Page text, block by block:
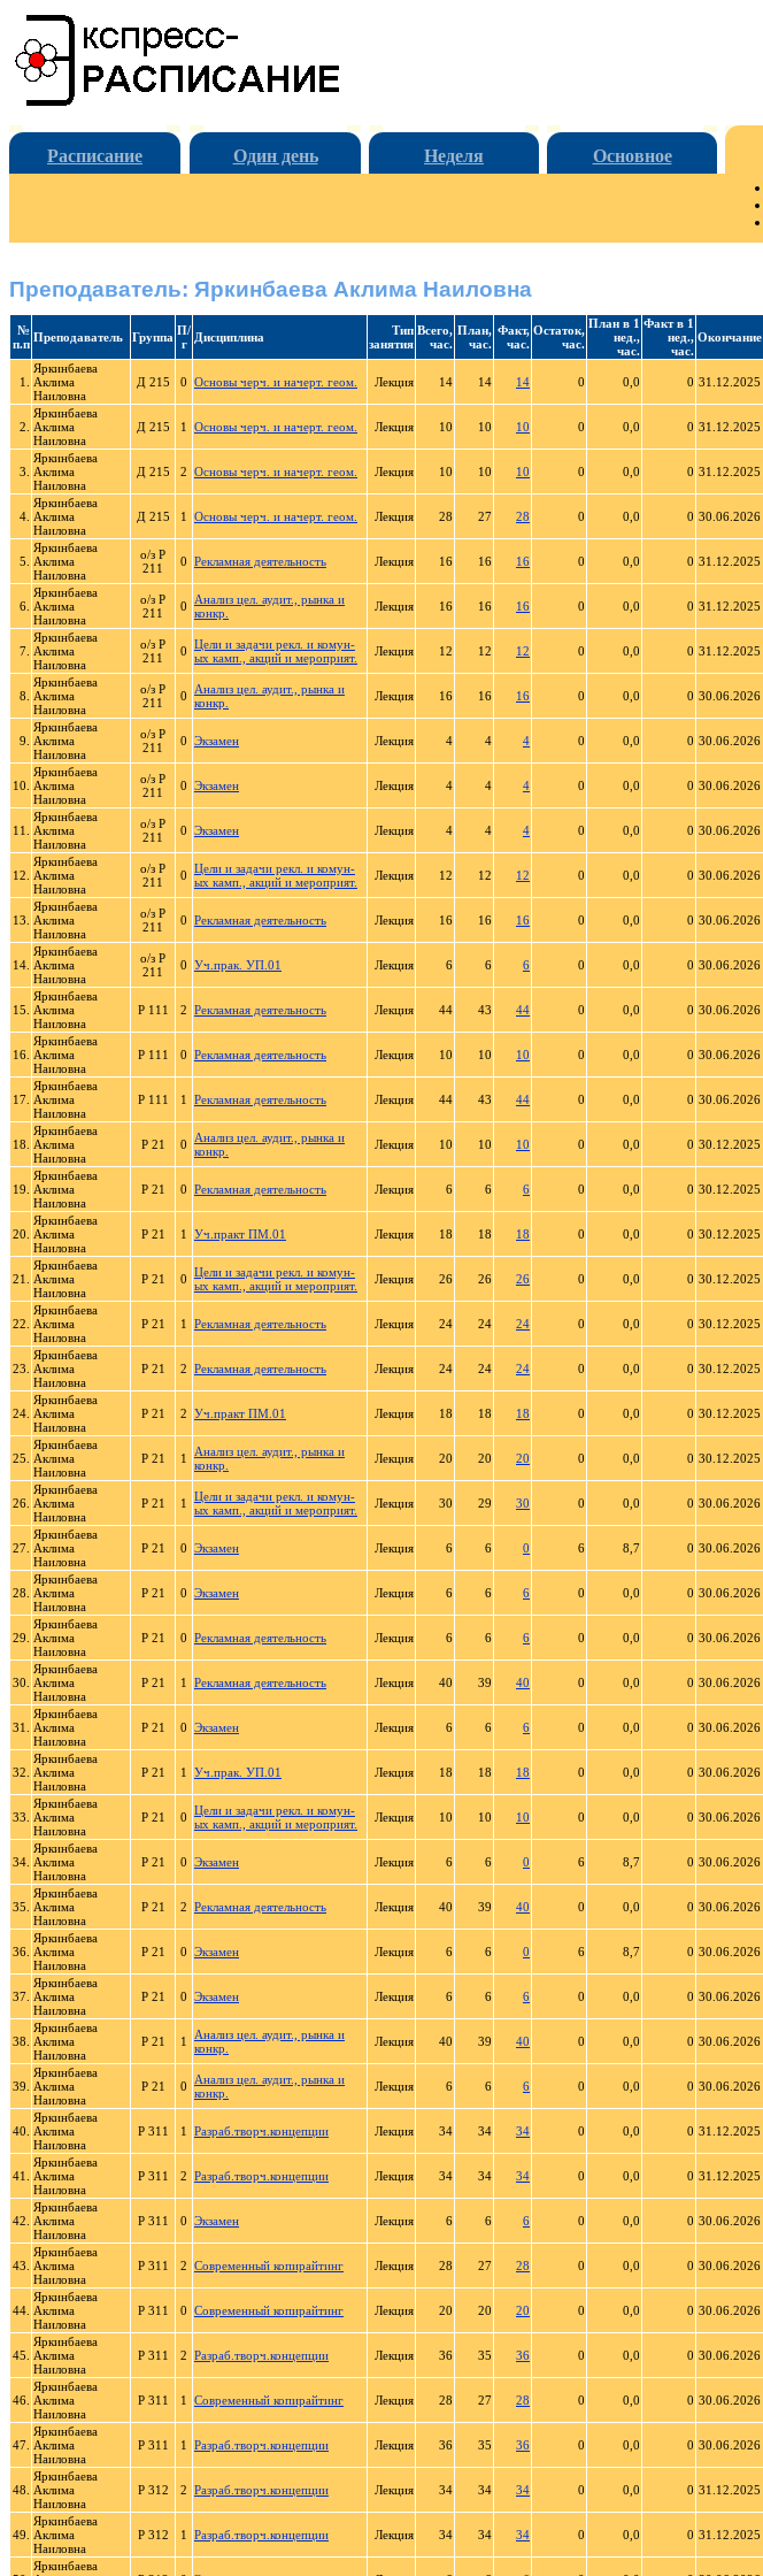
Расписание Один день Неделя Основное
Преподаватель: Яркинбаева Аклима Наиловна
№
п.п Преподаватель Группа П/
г
Дисциплина
Тип
занятия
Всего,
час.
План,
час.
Факт,
час.
Остаток,
час.
План в 1
нед.,
час.
Факт в 1
нед.,
час.
Окончание
1.
Яркинбаева
Аклима
Наиловна
Д 215 0 Основы черч. и начерт. геом. Лекция 14 14 14 0 0,0 0 31.12.2025
2.
Яркинбаева
Аклима
Наиловна
Д 215 1 Основы черч. и начерт. геом. Лекция 10 10 10 0 0,0 0 31.12.2025
3.
Яркинбаева
Аклима
Наиловна
Д 215 2 Основы черч. и начерт. геом. Лекция 10 10 10 0 0,0 0 31.12.2025
4.
Яркинбаева
Аклима
Наиловна
Д 215 1 Основы черч. и начерт. геом. Лекция 28 27 28 0 0,0 0 30.06.2026
5.
Яркинбаева
Аклима
Наиловна
о/з Р
211
0 Рекламная деятельность Лекция 16 16 16 0 0,0 0 31.12.2025
6.
Яркинбаева
Аклима
Наиловна
о/з Р
211
0
Анализ цел. аудит., рынка и
конкр.
Лекция 16 16 16 0 0,0 0 31.12.2025
7.
Яркинбаева
Аклима
Наиловна
о/з Р
211
0 Цели и задачи рекл. и комун-
ых камп., акций и мероприят.
Лекция 12 12 12 0 0,0 0 31.12.2025
8.
Яркинбаева
Аклима
Наиловна
о/з Р
211
0
Анализ цел. аудит., рынка и
конкр.
Лекция 16 16 16 0 0,0 0 30.06.2026
9.
Яркинбаева
Аклима
Наиловна
о/з Р
211
0 Экзамен Лекция 4 4 4 0 0,0 0 30.06.2026
10.
Яркинбаева
Аклима
Наиловна
о/з Р
211
0 Экзамен Лекция 4 4 4 0 0,0 0 30.06.2026
11.
Яркинбаева
Аклима
Наиловна
о/з Р
211
0 Экзамен Лекция 4 4 4 0 0,0 0 30.06.2026
12.
Яркинбаева
Аклима
Наиловна
о/з Р
211
0 Цели и задачи рекл. и комун-
ых камп., акций и мероприят.
Лекция 12 12 12 0 0,0 0 30.06.2026
13.
Яркинбаева
Аклима
Наиловна
о/з Р
211
0 Рекламная деятельность Лекция 16 16 16 0 0,0 0 30.06.2026
14.
Яркинбаева
Аклима
Наиловна
о/з Р
211
0 Уч.прак. УП.01 Лекция 6 6 6 0 0,0 0 30.06.2026
15.
Яркинбаева
Аклима
Наиловна
Р 111 2 Рекламная деятельность Лекция 44 43 44 0 0,0 0 30.06.2026
16.
Яркинбаева
Аклима
Наиловна
Р 111 0 Рекламная деятельность Лекция 10 10 10 0 0,0 0 30.06.2026
17.
Яркинбаева
Аклима
Наиловна
Р 111 1 Рекламная деятельность Лекция 44 43 44 0 0,0 0 30.06.2026
18.
Яркинбаева
Аклима
Наиловна
Р 21 0
Анализ цел. аудит., рынка и
конкр.
Лекция 10 10 10 0 0,0 0 30.12.2025
19.
Яркинбаева
Аклима
Наиловна
Р 21 0 Рекламная деятельность Лекция 6 6 6 0 0,0 0 30.12.2025
20.
Яркинбаева
Аклима
Наиловна
Р 21 1 Уч.практ ПМ.01 Лекция 18 18 18 0 0,0 0 30.12.2025
21.
Яркинбаева
Аклима
Наиловна
Р 21 0 Цели и задачи рекл. и комун-
ых камп., акций и мероприят.
Лекция 26 26 26 0 0,0 0 30.12.2025
22.
Яркинбаева
Аклима
Наиловна
Р 21 1 Рекламная деятельность Лекция 24 24 24 0 0,0 0 30.12.2025
23.
Яркинбаева
Аклима
Наиловна
Р 21 2 Рекламная деятельность Лекция 24 24 24 0 0,0 0 30.12.2025
24.
Яркинбаева
Аклима
Наиловна
Р 21 2 Уч.практ ПМ.01 Лекция 18 18 18 0 0,0 0 30.12.2025
25.
Яркинбаева
Аклима
Наиловна
Р 21 1
Анализ цел. аудит., рынка и
конкр.
Лекция 20 20 20 0 0,0 0 30.12.2025
26.
Яркинбаева
Аклима
Наиловна
Р 21 1
Цели и задачи рекл. и комун-
ых камп., акций и мероприят.
Лекция 30 29 30 0 0,0 0 30.06.2026
27.
Яркинбаева
Аклима
Наиловна
Р 21 0 Экзамен Лекция 6 6 0 6 8,7 0 30.06.2026
28.
Яркинбаева
Аклима
Наиловна
Р 21 0 Экзамен Лекция 6 6 6 0 0,0 0 30.06.2026
29.
Яркинбаева
Аклима
Наиловна
Р 21 0 Рекламная деятельность Лекция 6 6 6 0 0,0 0 30.06.2026
30.
Яркинбаева
Аклима
Наиловна
Р 21 1 Рекламная деятельность Лекция 40 39 40 0 0,0 0 30.06.2026
31.
Яркинбаева
Аклима
Наиловна
Р 21 0 Экзамен Лекция 6 6 6 0 0,0 0 30.06.2026
32.
Яркинбаева
Аклима
Наиловна
Р 21 1 Уч.прак. УП.01 Лекция 18 18 18 0 0,0 0 30.06.2026
33.
Яркинбаева
Аклима
Наиловна
Р 21 0 Цели и задачи рекл. и комун-
ых камп., акций и мероприят.
Лекция 10 10 10 0 0,0 0 30.06.2026
34.
Яркинбаева
Аклима
Наиловна
Р 21 0 Экзамен Лекция 6 6 0 6 8,7 0 30.06.2026
35.
Яркинбаева
Аклима
Наиловна
Р 21 2 Рекламная деятельность Лекция 40 39 40 0 0,0 0 30.06.2026
36.
Яркинбаева
Аклима
Наиловна
Р 21 0 Экзамен Лекция 6 6 0 6 8,7 0 30.06.2026
37.
Яркинбаева
Аклима
Наиловна
Р 21 0 Экзамен Лекция 6 6 6 0 0,0 0 30.06.2026
38.
Яркинбаева
Аклима
Наиловна
Р 21 1
Анализ цел. аудит., рынка и
конкр.
Лекция 40 39 40 0 0,0 0 30.06.2026
39.
Яркинбаева
Аклима
Наиловна
Р 21 0
Анализ цел. аудит., рынка и
конкр.
Лекция 6 6 6 0 0,0 0 30.06.2026
40.
Яркинбаева
Аклима
Наиловна
Р 311 1 Разраб.творч.концепции Лекция 34 34 34 0 0,0 0 31.12.2025
41.
Яркинбаева
Аклима
Наиловна
Р 311 2 Разраб.творч.концепции Лекция 34 34 34 0 0,0 0 31.12.2025
42.
Яркинбаева
Аклима
Наиловна
Р 311 0 Экзамен Лекция 6 6 6 0 0,0 0 30.06.2026
43.
Яркинбаева
Аклима
Наиловна
Р 311 2 Современный копирайтинг Лекция 28 27 28 0 0,0 0 30.06.2026
44.
Яркинбаева
Аклима
Наиловна
Р 311 0 Современный копирайтинг Лекция 20 20 20 0 0,0 0 30.06.2026
45.
Яркинбаева
Аклима
Наиловна
Р 311 2 Разраб.творч.концепции Лекция 36 35 36 0 0,0 0 30.06.2026
46.
Яркинбаева
Аклима
Наиловна
Р 311 1 Современный копирайтинг Лекция 28 27 28 0 0,0 0 30.06.2026
47.
Яркинбаева
Аклима
Наиловна
Р 311 1 Разраб.творч.концепции Лекция 36 35 36 0 0,0 0 30.06.2026
48.
Яркинбаева
Аклима
Наиловна
Р 312 2 Разраб.творч.концепции Лекция 34 34 34 0 0,0 0 31.12.2025
49.
Яркинбаева
Аклима
Наиловна
Р 312 1 Разраб.творч.концепции Лекция 34 34 34 0 0,0 0 31.12.2025
Яркинбаева